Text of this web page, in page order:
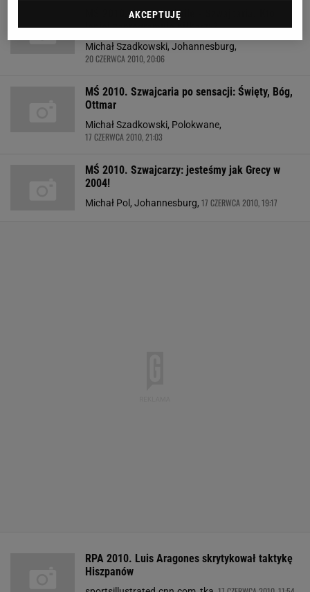
MŚ 2010. Grupa H: Chile - Szwajcaria. Kto
lepiej zaprogramuje piłkarzy?
Michał Szadkowski, Johannesburg,
20 CZERWCA 2010, 20:06
MŚ 2010. Szwajcaria po sensacji: Święty, Bóg,
Ottmar
Michał Szadkowski, Polokwane,
17 CZERWCA 2010, 21:03
MŚ 2010. Szwajcarzy: jesteśmy jak Grecy w
2004!
Michał Pol, Johannesburg, 17 CZERWCA 2010, 19:17
RPA 2010. Luis Aragones skrytykował taktykę
Hiszpanów
AKCEPTUJĘ